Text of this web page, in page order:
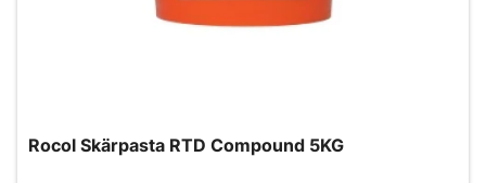
Rocol Skärpasta RTD Compound 5KG